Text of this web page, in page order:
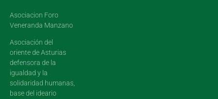
Asociacion Foro
Veneranda Manzano
Asociación del
oriente de Asturias
defensora de la
igualdad y la
solidaridad humanas,
base del ideario